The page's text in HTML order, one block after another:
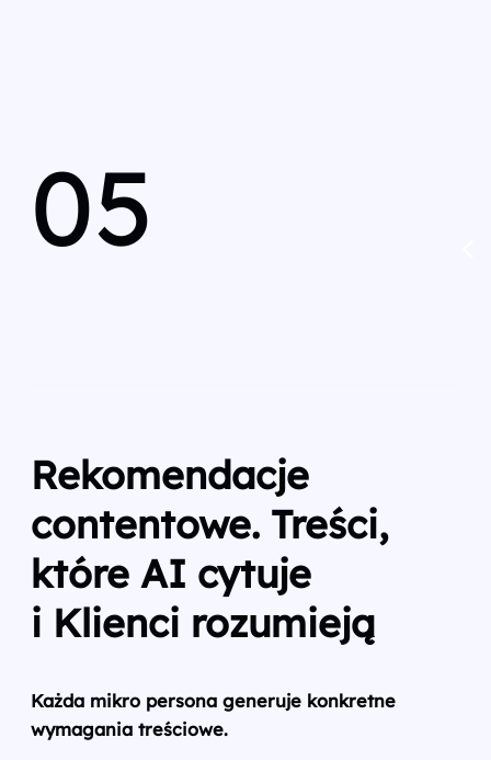
05
Rekomendacje
contentowe. Treści,
które AI cytuje
i Klienci rozumieją
Każda mikro persona generuje konkretne
wymagania treściowe.